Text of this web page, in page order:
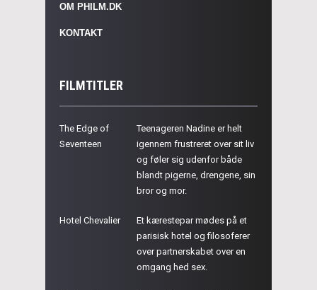
OM PHILM.DK
KONTAKT
FILMTITLER
The Edge of
Seventeen
Teenageren Nadine er helt
igennem frustreret over sit liv
og føler sig udenfor både
blandt pigerne, drengene, sin
bror og mor.
Hotel Chevalier
Et kærestepar mødes på et
parisisk hotel og filosoferer
over partnerskabet over en
omgang hed sex.